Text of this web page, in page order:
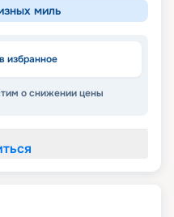
миль
избранное
о снижении цены